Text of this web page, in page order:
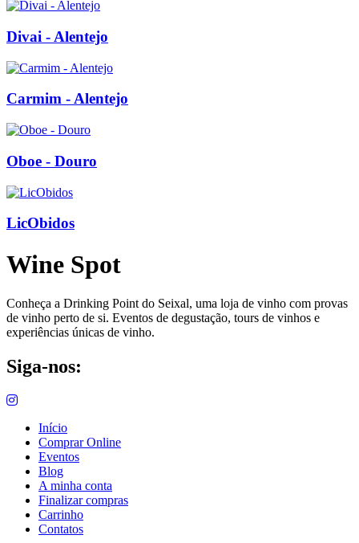
Divai - Alentejo
Carmim - Alentejo
Oboe - Douro
LicObidos
Wine Spot
Conheça a Drinking Point do Seixal, uma loja de vinho com provas
de vinho perto de si. Eventos de degustação, tours de vinhos e
experiências únicas de vinho.
Siga-nos:
Início
Comprar Online
Eventos
Blog
A minha conta
Finalizar compras
Carrinho
Contatos